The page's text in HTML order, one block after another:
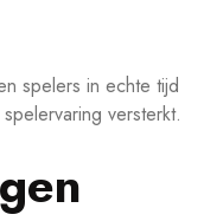
spelers in echte tijd
versterkt.